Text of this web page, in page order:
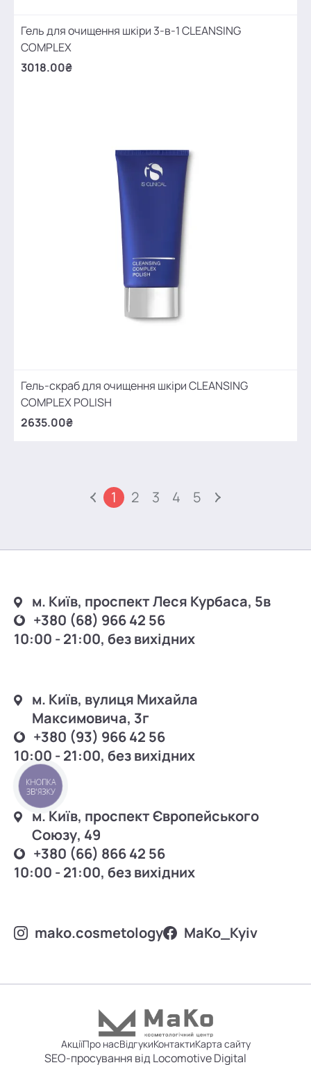
Гель для очищення шкіри 3-в-1 CLEANSING
COMPLEX
3018.00₴
Гель-скраб для очищення шкіри CLEANSING
COMPLEX POLISH
2635.00₴
1 2 3 4 5
м. Київ, проспект Леся Курбаса, 5в
+380 (68) 966 42 56
10:00 - 21:00, без вихідних
м. Київ, вулиця Михайла
Максимовича, 3г
+380 (93) 966 42 56
10:00 - 21:00, без вихідних
м. Київ, проспект Європейського
Союзу, 49
+380 (66) 866 42 56
10:00 - 21:00, без вихідних
mako.cosmetology MаKo_Kyiv
АкціїПро насВідгукиКонтактиКарта сайту
SEO-просування від Locomotive Digital
КНОПКА
ЗВ'ЯЗКУ